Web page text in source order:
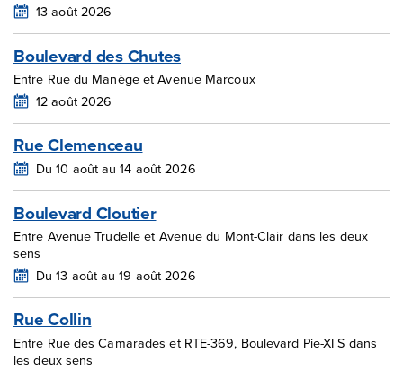
13 août 2026
Boulevard des Chutes
Entre Rue du Manège et Avenue Marcoux
12 août 2026
Rue Clemenceau
Du 10 août au 14 août 2026
Boulevard Cloutier
Entre Avenue Trudelle et Avenue du Mont-Clair dans les deux
sens
Du 13 août au 19 août 2026
Rue Collin
Entre Rue des Camarades et RTE-369, Boulevard Pie-XI S dans
les deux sens